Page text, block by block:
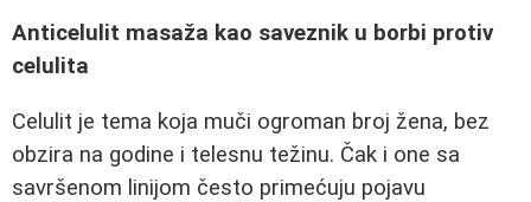
Anticelulit masaža kao saveznik u borbi protiv
celulita
Celulit je tema koja muči ogroman broj žena, bez
obzira na godine i telesnu težinu. Čak i one sa
savršenom linijom često primećuju pojavu